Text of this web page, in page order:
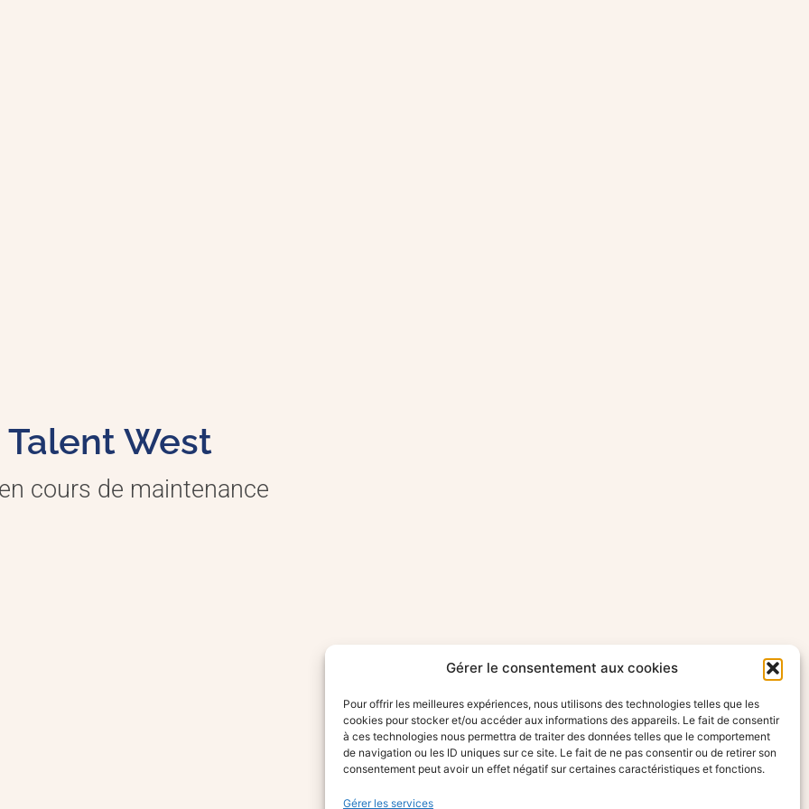
Gérer le consentement aux cookies
Pour offrir les meilleures expériences, nous utilisons des technologies telles que les
cookies pour stocker et/ou accéder aux informations des appareils. Le fait de consentir
à ces technologies nous permettra de traiter des données telles que le comportement
de navigation ou les ID uniques sur ce site. Le fait de ne pas consentir ou de retirer son
consentement peut avoir un effet négatif sur certaines caractéristiques et fonctions.
Gérer les services
Talent West
cours de maintenance